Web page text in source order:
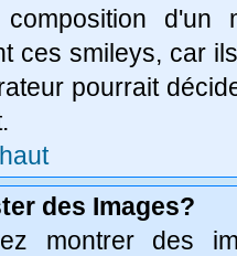
d'un
ces smileys, car
pourrait
des Images?
montrer des